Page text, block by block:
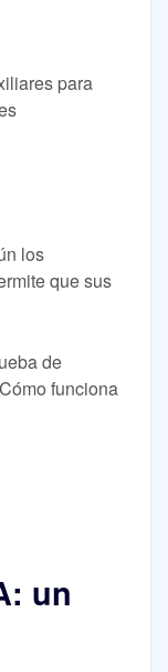
para
los
que sus
de
funciona
un